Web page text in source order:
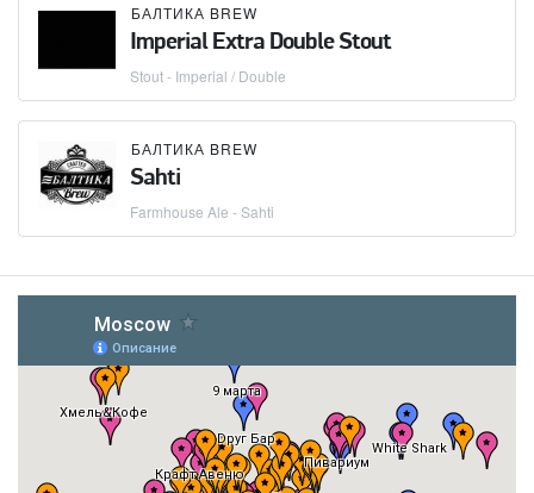
БАЛТИКА BREW
Imperial Extra Double Stout
Stout - Imperial / Double
БАЛТИКА BREW
Sahti
Farmhouse Ale - Sahti